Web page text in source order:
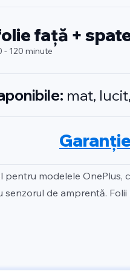
față +
- 120 minute
mat,
pentru modelele OnePlus,
de amprentă.